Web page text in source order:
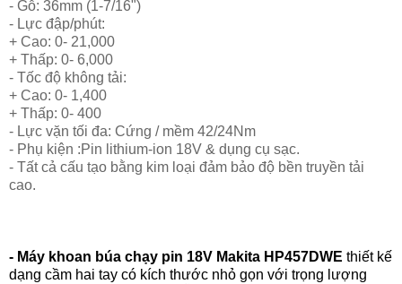
- Gỗ: 36mm (1-7/16")
- Lực đập/phút:
+ Cao: 0- 21,000
+ Thấp: 0- 6,000
- Tốc độ không tải:
+ Cao: 0- 1,400
+ Thấp: 0- 400
- Lực vặn tối đa: Cứng / mềm 42/24Nm
- Phụ kiện :Pin lithium-ion 18V & dụng cụ sạc.
- Tất cả cấu tạo bằng kim loại đảm bảo độ bền truyền tải
cao.
- Máy khoan búa chạy pin 18V Makita HP457DWE thiết kế
dạng cầm hai tay có kích thước nhỏ gọn với trọng lượng